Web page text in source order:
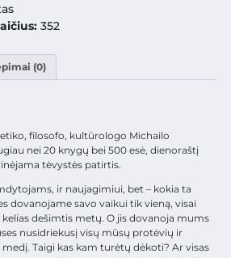
352
(0)
filosofo, kultūrologo Michailo
nei 20 knygų bei 500 esė, dienoraštį
tėvystės patirtis.
ir naujagimiui, bet – kokia ta
dovanojame savo vaikui tik vieną, visai
dešimtis metų. O jis dovanoja mums
nusidriekusį visų mūsų protėvių ir
Taigi kas kam turėtų dėkoti? Ar visas